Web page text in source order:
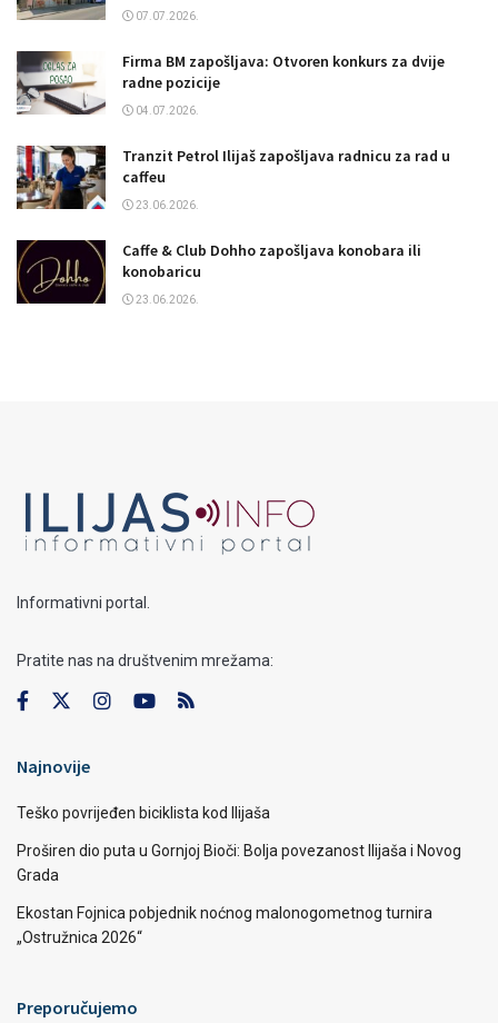
07.07.2026.
Firma BM zapošljava: Otvoren konkurs za dvije
radne pozicije
04.07.2026.
Tranzit Petrol Ilijaš zapošljava radnicu za rad u
caffeu
23.06.2026.
Caffe & Club Dohho zapošljava konobara ili
konobaricu
23.06.2026.
Informativni portal.
Pratite nas na društvenim mrežama:
Najnovije
Teško povrijeđen biciklista kod Ilijaša
Proširen dio puta u Gornjoj Bioči: Bolja povezanost Ilijaša i Novog
Grada
Ekostan Fojnica pobjednik noćnog malonogometnog turnira
„Ostružnica 2026“
Preporučujemo